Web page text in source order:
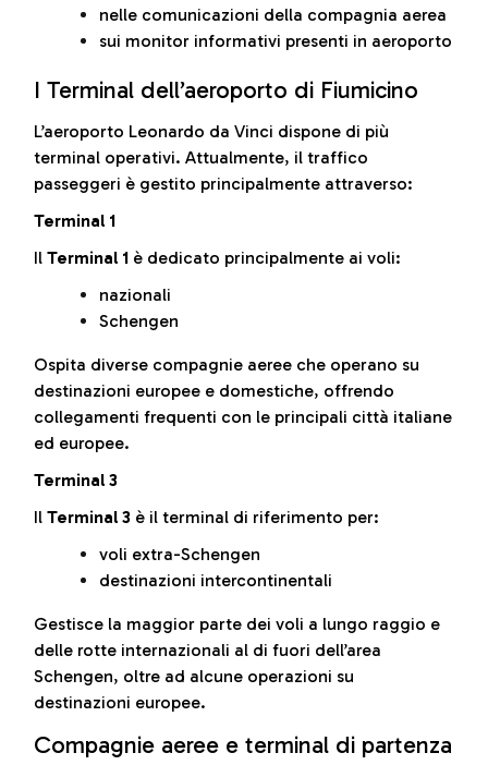
nelle comunicazioni della compagnia aerea
sui monitor informativi presenti in aeroporto
I Terminal dell’aeroporto di Fiumicino
L’aeroporto Leonardo da Vinci dispone di più
terminal operativi. Attualmente, il traffico
passeggeri è gestito principalmente attraverso:
Terminal 1
Il Terminal 1 è dedicato principalmente ai voli:
nazionali
Schengen
Ospita diverse compagnie aeree che operano su
destinazioni europee e domestiche, offrendo
collegamenti frequenti con le principali città italiane
ed europee.
Terminal 3
Il Terminal 3 è il terminal di riferimento per:
voli extra-Schengen
destinazioni intercontinentali
Gestisce la maggior parte dei voli a lungo raggio e
delle rotte internazionali al di fuori dell’area
Schengen, oltre ad alcune operazioni su
destinazioni europee.
Compagnie aeree e terminal di partenza